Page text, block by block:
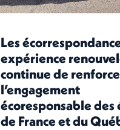
Les
expérience
continue de
l’engagement
écoresponsable des
de France et du